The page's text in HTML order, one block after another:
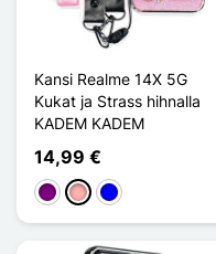
Kansi Realme 14X 5G
Kukat ja Strass hihnalla
KADEM KADEM
14,99 €
VioletOr RoseSininen